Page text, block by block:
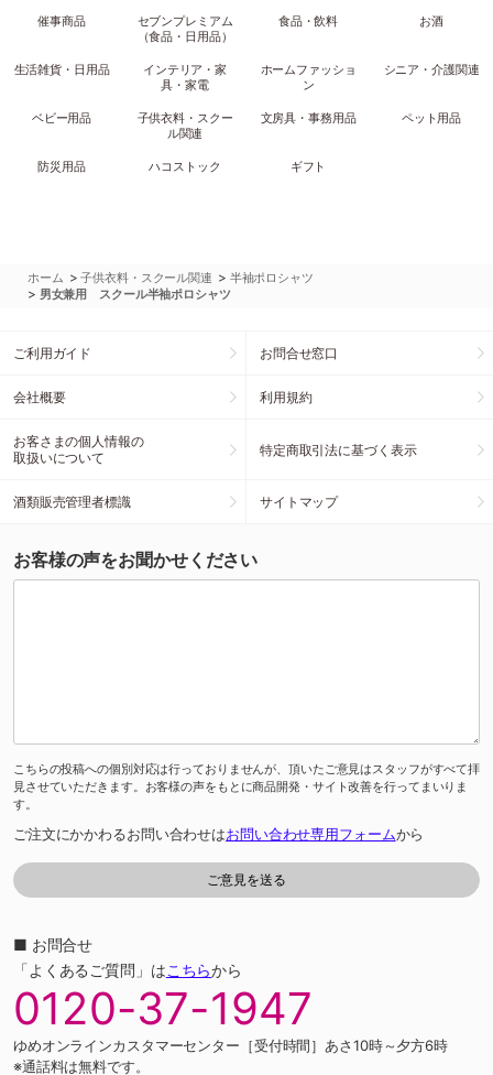
催事商品
セブンプレミアム
（食品・日用品）
食品・飲料 お酒
生活雑貨・日用品
インテリア・家
具・家電
ホームファッショ
ン
シニア・介護関連
ベビー用品
子供衣料・スクー
ル関連
文房具・事務用品 ペット用品
防災用品 ハコストック ギフト
ホーム >子供衣料・スクール関連 > 半袖ポロシャツ
> 男女兼用 スクール半袖ポロシャツ
ご利用ガイド お問合せ窓口
会社概要 利用規約
お客さまの個人情報の
取扱いについて
特定商取引法に基づく表示
酒類販売管理者標識 サイトマップ
お客様の声をお聞かせください
こちらの投稿への個別対応は行っておりませんが、頂いたご意見はスタッフがすべて拝
見させていただきます。お客様の声をもとに商品開発・サイト改善を行ってまいりま
す。
ご注文にかかわるお問い合わせはお問い合わせ専用フォームから
■ お問合せ
「よくあるご質問」はこちらから
0120-37-1947
ゆめオンラインカスタマーセンター［受付時間］あさ10時～夕方6時
※通話料は無料です。